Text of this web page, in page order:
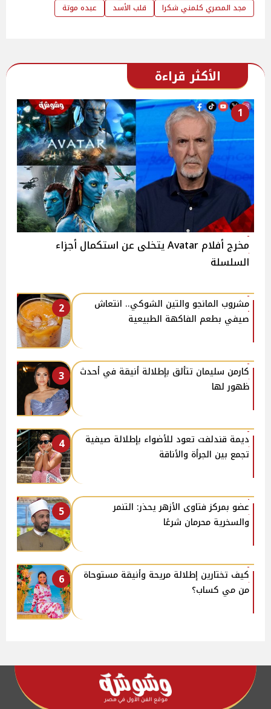
مجد المصري كلمني شكرا
قلب الأسد عبده موتة
الأكثر قراءة
1
مخرج أفلام Avatar يتخلى عن استكمال أجزاء
السلسلة
2
مشروب المانجو والتين الشوكي.. انتعاش
صيفي بطعم الفاكهة الطبيعية
3
كارمن سليمان تتألق بإطلالة أنيقة في أحدث
ظهور لها
4
ديمة قندلفت تعود للأضواء بإطلالة صيفية
تجمع بين الجرأة والأناقة
5
عضو بمركز فتاوى الأزهر يحذر: التنمر
والسخرية محرمان شرعًا
6
كيف تختارين إطلالة مريحة وأنيقة مستوحاة
من مي كساب؟